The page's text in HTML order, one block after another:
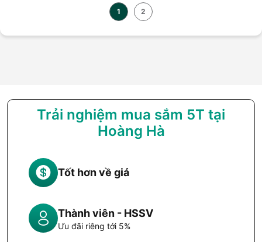
1 2
Trải nghiệm mua sắm 5T tại
Hoàng Hà
Tốt hơn về giá
Thành viên - HSSV
Ưu đãi riêng tới 5%